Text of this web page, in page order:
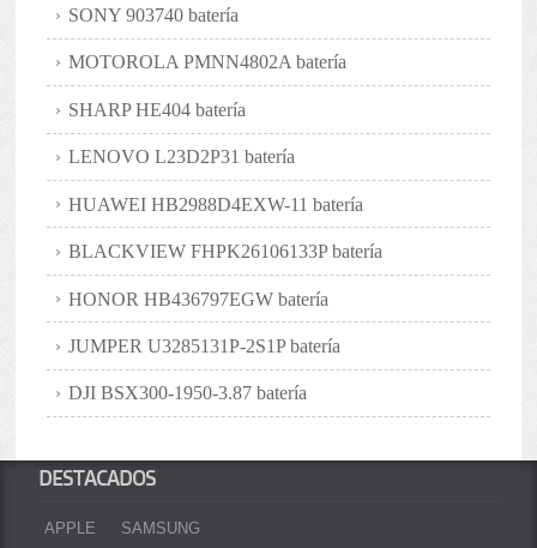
SONY 903740 batería
MOTOROLA PMNN4802A batería
SHARP HE404 batería
LENOVO L23D2P31 batería
HUAWEI HB2988D4EXW-11 batería
BLACKVIEW FHPK26106133P batería
HONOR HB436797EGW batería
JUMPER U3285131P-2S1P batería
DJI BSX300-1950-3.87 batería
DESTACADOS
APPLE
SAMSUNG